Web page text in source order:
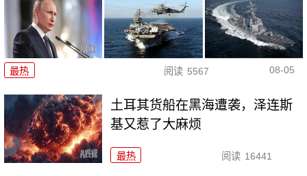
最热 阅读 5567 08-05
土耳其货船在黑海遭袭，泽连斯
基又惹了大麻烦
最热 阅读 16441